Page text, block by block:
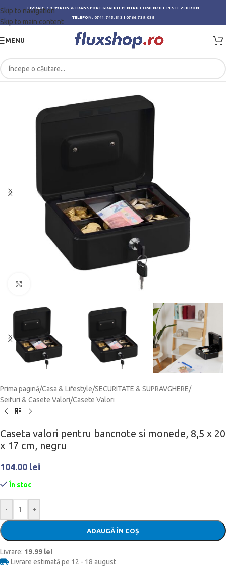
Skip to navigation
Skip to main content
LIVRARE 19.99 RON & TRANSPORT GRATUIT PENTRU COMENZILE PESTE 250 RON
TELEFON: 0741.745.813 0766.739.038
MENU
Prima pagină/Casa & Lifestyle/SECURITATE & SUPRAVGHERE/
Seifuri & Casete Valori/Casete Valori
Caseta valori pentru bancnote si monede, 8,5 x 20
x 17 cm, negru
104.00 lei
În stoc
- +
ADAUGĂ ÎN COȘ
Livrare: 19.99 lei
Livrare estimată pe 12 - 18 august